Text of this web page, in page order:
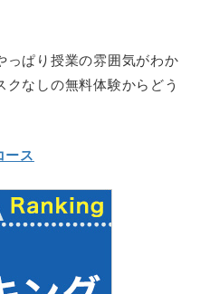
っぱり授業の雰囲気がわか
なしの無料体験からどう
ース